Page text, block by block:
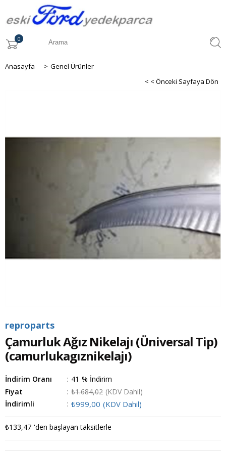
0
Anasayfa > Genel Ürünler
< < Önceki Sayfaya Dön
reproparts
Çamurluk Ağız Nikelajı (Üniversal Tip)
(camurlukagıznikelajı)
İndirim Oranı : %
41
İndirim
Fiyat
: ₺1.684,02 (KDV Dahil)
İndirimli
: ₺999,00 (KDV Dahil)
₺133,47 'den başlayan taksitlerle